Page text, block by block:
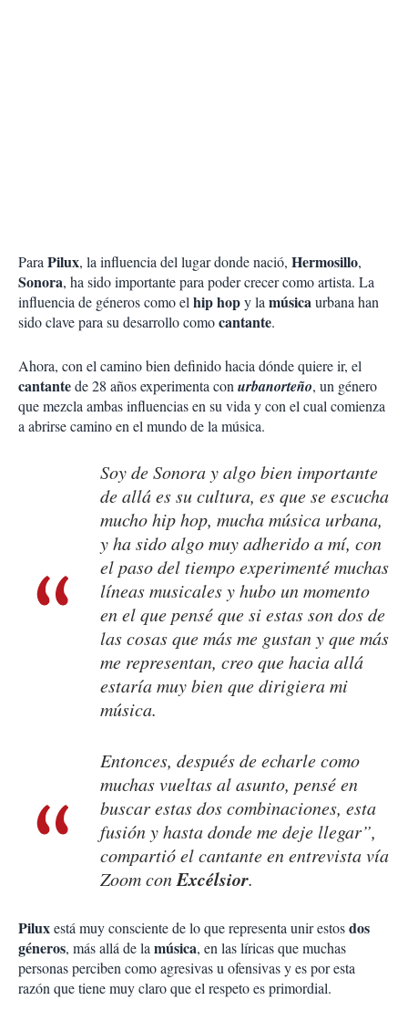
ParaPilux, la influencia del lugar donde nació, Hermosillo,
Sonora, ha sido importante para poder crecer como artista. La
influencia de géneros como elhiphopy lamúsicaurbana han
sido clave para su desarrollo comocantante.
Ahora, con el camino bien definido hacia dónde quiere ir, el
cantantede 28 años experimenta conurbanorteño, un género
que mezcla ambas influencias en su vida y con el cual comienza
a abrirse camino en el mundo de la música.
Soy de Sonora y algo bien importante
de allá es su cultura, es que se escucha
mucho hip hop, mucha música urbana,
y ha sido algo muy adherido a mí, con
el paso del tiempo experimenté muchas
líneas musicales y hubo un momento
en el que pensé que si estas son dos de
las cosas que más me gustan y que más
me representan, creo que hacia allá
estaría muy bien que dirigiera mi
música.
Entonces, después de echarle como
muchas vueltas al asunto, pensé en
buscar estas dos combinaciones, esta
fusión y hasta donde me deje llegar”,
compartió el cantante en entrevista vía
Zoom conExcélsior.
Piluxestá muy consciente de lo que representa unir estosdos
géneros, más allá de lamúsica, en las líricas que muchas
personas perciben como agresivas u ofensivas y es por esta
razón que tiene muy claro que el respeto es primordial.